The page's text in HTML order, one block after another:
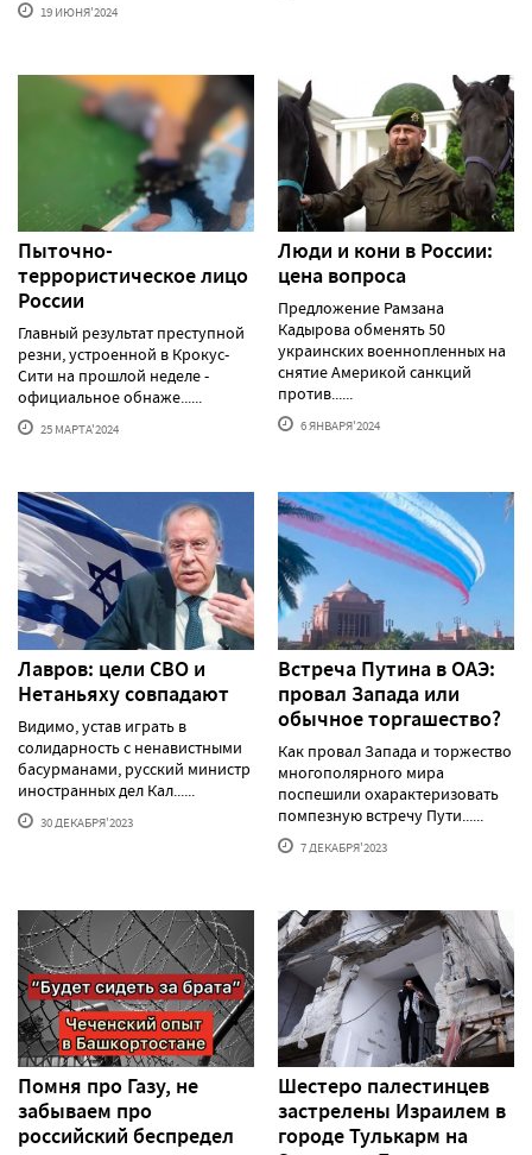
19 ИЮНЯ'2024
Пыточно-
террористическое лицо
России
Главный результат преступной
резни, устроенной в Крокус-
Сити на прошлой неделе -
официальное обнаже......
25 МАРТА'2024
Люди и кони в России:
цена вопроса
Предложение Рамзана
Кадырова обменять 50
украинских военнопленных на
снятие Америкой санкций
против......
6 ЯНВАРЯ'2024
Лавров: цели СВО и
Нетаньяху совпадают
Видимо, устав играть в
солидарность с ненавистными
басурманами, русский министр
иностранных дел Кал......
30 ДЕКАБРЯ'2023
Встреча Путина в ОАЭ:
провал Запада или
обычное торгашество?
Как провал Запада и торжество
многополярного мира
поспешили охарактеризовать
помпезную встречу Пути......
7 ДЕКАБРЯ'2023
Помня про Газу, не
забываем про
российский беспредел
Шестеро палестинцев
застрелены Израилем в
городе Тулькарм на